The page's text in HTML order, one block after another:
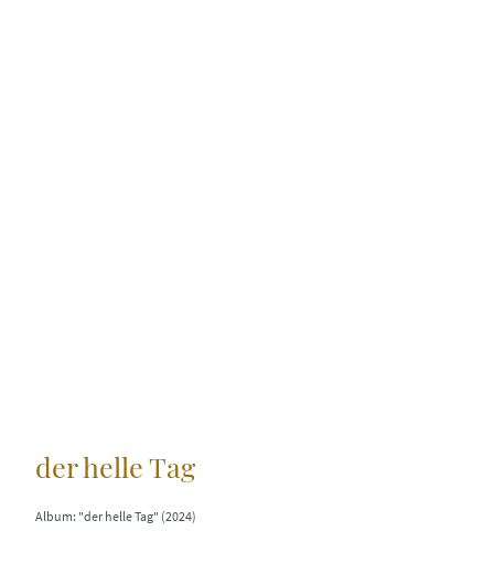
der helle Tag
Album: "der helle Tag" (2024)